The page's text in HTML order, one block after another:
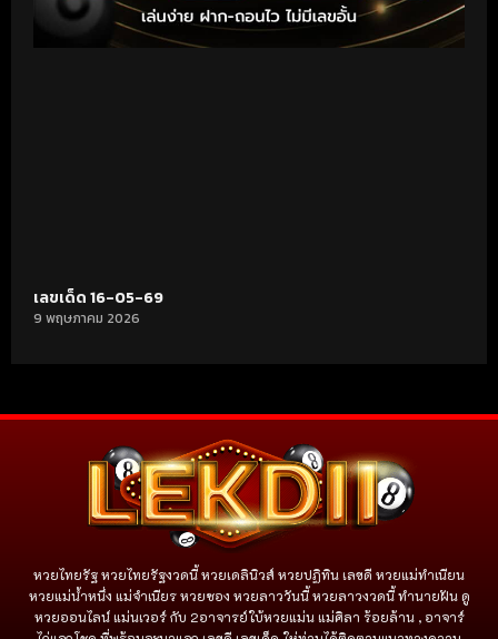
เลขเด็ด 16-05-69
9 พฤษภาคม 2026
หวยไทยรัฐ หวยไทยรัฐงวดนี้ หวยเดลินิวส์ หวยปฏิทิน เลขดี หวยแม่ทำเนียน
หวยแม่น้ำหนึ่ง แม่จําเนียร หวยซอง หวยลาววันนี้ หวยลาวงวดนี้ ทำนายฝัน ดู
หวยออนไลน์ แม่นเวอร์ กับ 2อาจารย์ใบ้หวยแม่น แม่ศิลา ร้อยล้าน , อาจาร์